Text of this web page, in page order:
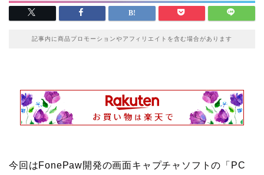
記事内に商品プロモーションやアフィリエイトを含む場合があります
今回はFonePaw開発の画面キャプチャソフトの「PC